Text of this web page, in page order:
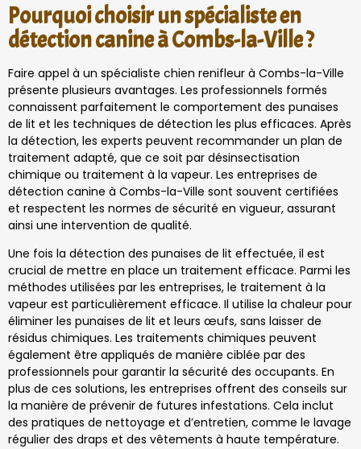
Pourquoi choisir un spécialiste en
détection canine à Combs-la-Ville ?
Faire appel à un spécialiste chien renifleur à Combs-la-Ville
présente plusieurs avantages. Les professionnels formés
connaissent parfaitement le comportement des punaises
de lit et les techniques de détection les plus efficaces. Après
la détection, les experts peuvent recommander un plan de
traitement adapté, que ce soit par désinsectisation
chimique ou traitement à la vapeur. Les entreprises de
détection canine à Combs-la-Ville sont souvent certifiées
et respectent les normes de sécurité en vigueur, assurant
ainsi une intervention de qualité.
Une fois la détection des punaises de lit effectuée, il est
crucial de mettre en place un traitement efficace. Parmi les
méthodes utilisées par les entreprises, le traitement à la
vapeur est particulièrement efficace. Il utilise la chaleur pour
éliminer les punaises de lit et leurs œufs, sans laisser de
résidus chimiques. Les traitements chimiques peuvent
également être appliqués de manière ciblée par des
professionnels pour garantir la sécurité des occupants. En
plus de ces solutions, les entreprises offrent des conseils sur
la manière de prévenir de futures infestations. Cela inclut
des pratiques de nettoyage et d’entretien, comme le lavage
régulier des draps et des vêtements à haute température.